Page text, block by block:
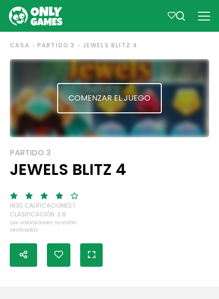
CASA PARTIDO 3 JEWELS BLITZ 4
COMENZAR EL JUEGO
PARTIDO 3
JEWELS BLITZ 4
1830 CALIFICACIONES |
CLASIFICACIÓN: 3.8
Las valoraciones no están
verificadas